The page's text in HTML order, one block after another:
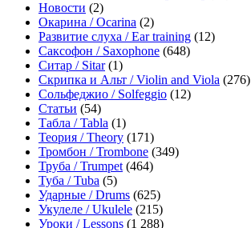
Новости (2)
Окарина / Ocarina (2)
Развитие слуха / Ear training (12)
Саксофон / Saxophone (648)
Ситар / Sitar(1)
Скрипка и Альт / Violin and Viola (276)
Сольфеджио / Solfeggio (12)
Статьи (54)
Табла / Tabla (1)
Теория / Theory (171)
Тромбон / Trombone (349)
Труба / Trumpet (464)
Туба / Tuba (5)
Ударные / Drums (625)
Укулеле / Ukulele (215)
Уроки / Lessons (1 288)